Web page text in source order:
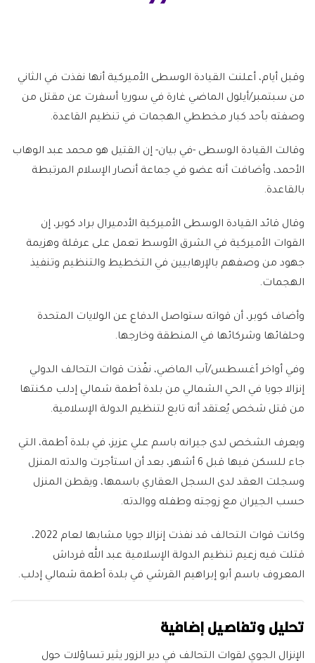
وقبل أيام، أعلنت القيادة الوسطى الأميركية أنها نفذت في الثاني
من سبتمبر/أيلول الماضي غارة في سوريا أسفرت عن مقتل من
وصفته بأحد كبار مخططي الهجمات في تنظيم القاعدة.
وقالت القيادة الوسطى -في بيان- إن القتيل هو محمد عبد الوهاب
الأحمد، وأضافت أنه عضو في جماعة أنصار الإسلام المرتبطة
بالقاعدة.
وقال قائد القيادة الوسطى الأميركية الأدميرال براد كوبر، إن
القوات الأميركية في الشرق الأوسط تعمل على عرقلة وهزيمة
جهود من وصفهم بالإرهابيين في التخطيط والتنظيم وتنفيذ
الهجمات.
وأضاف كوبر، أن قواته ستواصل الدفاع عن الولايات المتحدة
وحلفائها وشركائها في المنطقة وخارجها.
وفي أواخر أغسطس/آب الماضي، نفّذت قوات التحالف الدولي
إنزالا جويا في الحي الشمالي من بلدة أطمة شمالي إدلب مكنتها
من قتل شخص يُعتقد أنه تابع لتنظيم الدولة الإسلامية.
ويعرف الشخص لدى جيرانه باسم علي عزيز، في بلدة أطمة، التي
جاء للسكن فيها قبل 6 أشهر، بعد أن استأجرت والدته المنزل
وسجلت العقد لدى السجل العقاري باسمها، ويقطن المنزل
حسب الجيران مع زوجته وطفله ووالدته.
وكانت قوات التحالف قد نفذت إنزالا جويا مشابها لعام 2022،
قتلت فيه زعيم تنظيم الدولة الإسلامية عبد الله قرداش
المعروف باسم أبو إبراهيم القرشي في بلدة أطمة شمالي إدلب.
تحليل وتفاصيل إضافية
الإنزال الجوي لقوات التحالف في دير الزور يثير تساؤلات حول